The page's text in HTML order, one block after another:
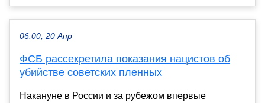
06:00, 20 Апр
ФСБ рассекретила показания нацистов об
убийстве советских пленных
Накануне в России и за рубежом впервые